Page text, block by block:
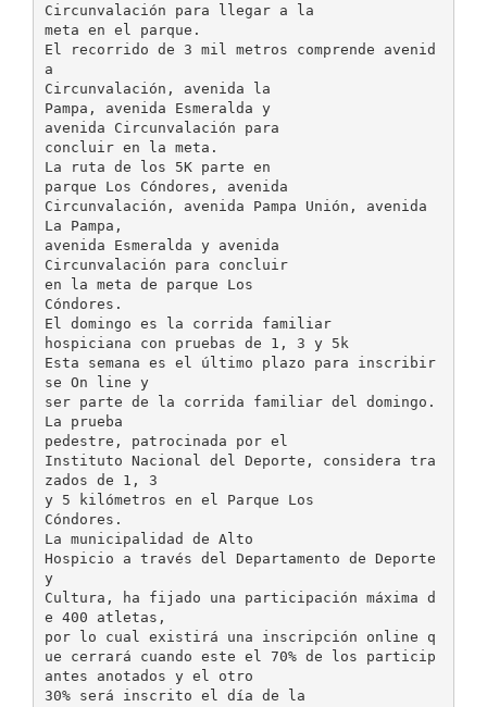
Circunvalación para llegar a la
meta en el parque.
El recorrido de 3 mil metros comprende avenid
a
Circunvalación, avenida la
Pampa, avenida Esmeralda y
avenida Circunvalación para
concluir en la meta.
La ruta de los 5K parte en
parque Los Cóndores, avenida
Circunvalación, avenida Pampa Unión, avenida
La Pampa,
avenida Esmeralda y avenida
Circunvalación para concluir
en la meta de parque Los
Cóndores.
El domingo es la corrida familiar
hospiciana con pruebas de 1, 3 y 5k
Esta semana es el último plazo para inscribir
se On line y
ser parte de la corrida familiar del domingo.
La prueba
pedestre, patrocinada por el
Instituto Nacional del Deporte, considera tra
zados de 1, 3
y 5 kilómetros en el Parque Los
Cóndores.
La municipalidad de Alto
Hospicio a través del Departamento de Deporte
y
Cultura, ha fijado una participación máxima d
e 400 atletas,
por lo cual existirá una inscripción online q
ue cerrará cuando este el 70% de los particip
antes anotados y el otro
30% será inscrito el día de la